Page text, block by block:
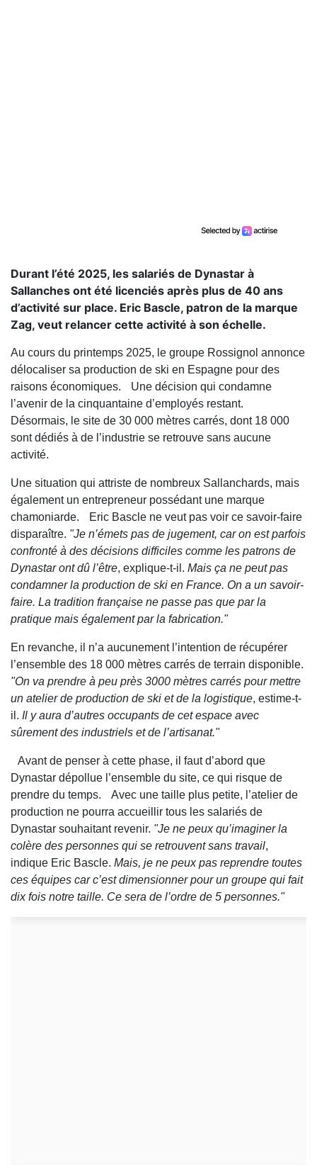
Durant l’été 2025, les salariés de Dynastar à
Sallanches ont été licenciés après plus de 40 ans
d’activité sur place. Eric Bascle, patron de la marque
Zag, veut relancer cette activité à son échelle.
Au cours du printemps 2025, le groupe Rossignol annonce
délocaliser sa production de ski en Espagne pour des
raisons économiques. Une décision qui condamne
l’avenir de la cinquantaine d’employés restant.
Désormais, le site de 30 000 mètres carrés, dont 18 000
sont dédiés à de l’industrie se retrouve sans aucune
activité.
Une situation qui attriste de nombreux Sallanchards, mais
également un entrepreneur possédant une marque
chamoniarde. Eric Bascle ne veut pas voir ce savoir-faire
disparaître. "Je n’émets pas de jugement, car on est parfois
confronté à des décisions difficiles comme les patrons de
Dynastar ont dû l’être, explique-t-il. Mais ça ne peut pas
condamner la production de ski en France. On a un savoir-
faire. La tradition française ne passe pas que par la
pratique mais également par la fabrication."
En revanche, il n’a aucunement l’intention de récupérer
l’ensemble des 18 000 mètres carrés de terrain disponible.
"On va prendre à peu près 3000 mètres carrés pour mettre
un atelier de production de ski et de la logistique, estime-t-
il. Il y aura d’autres occupants de cet espace avec
sûrement des industriels et de l’artisanat."
Avant de penser à cette phase, il faut d’abord que
Dynastar dépollue l’ensemble du site, ce qui risque de
prendre du temps. Avec une taille plus petite, l’atelier de
production ne pourra accueillir tous les salariés de
Dynastar souhaitant revenir. "Je ne peux qu’imaginer la
colère des personnes qui se retrouvent sans travail,
indique Eric Bascle. Mais, je ne peux pas reprendre toutes
ces équipes car c’est dimensionner pour un groupe qui fait
dix fois notre taille. Ce sera de l’ordre de 5 personnes."